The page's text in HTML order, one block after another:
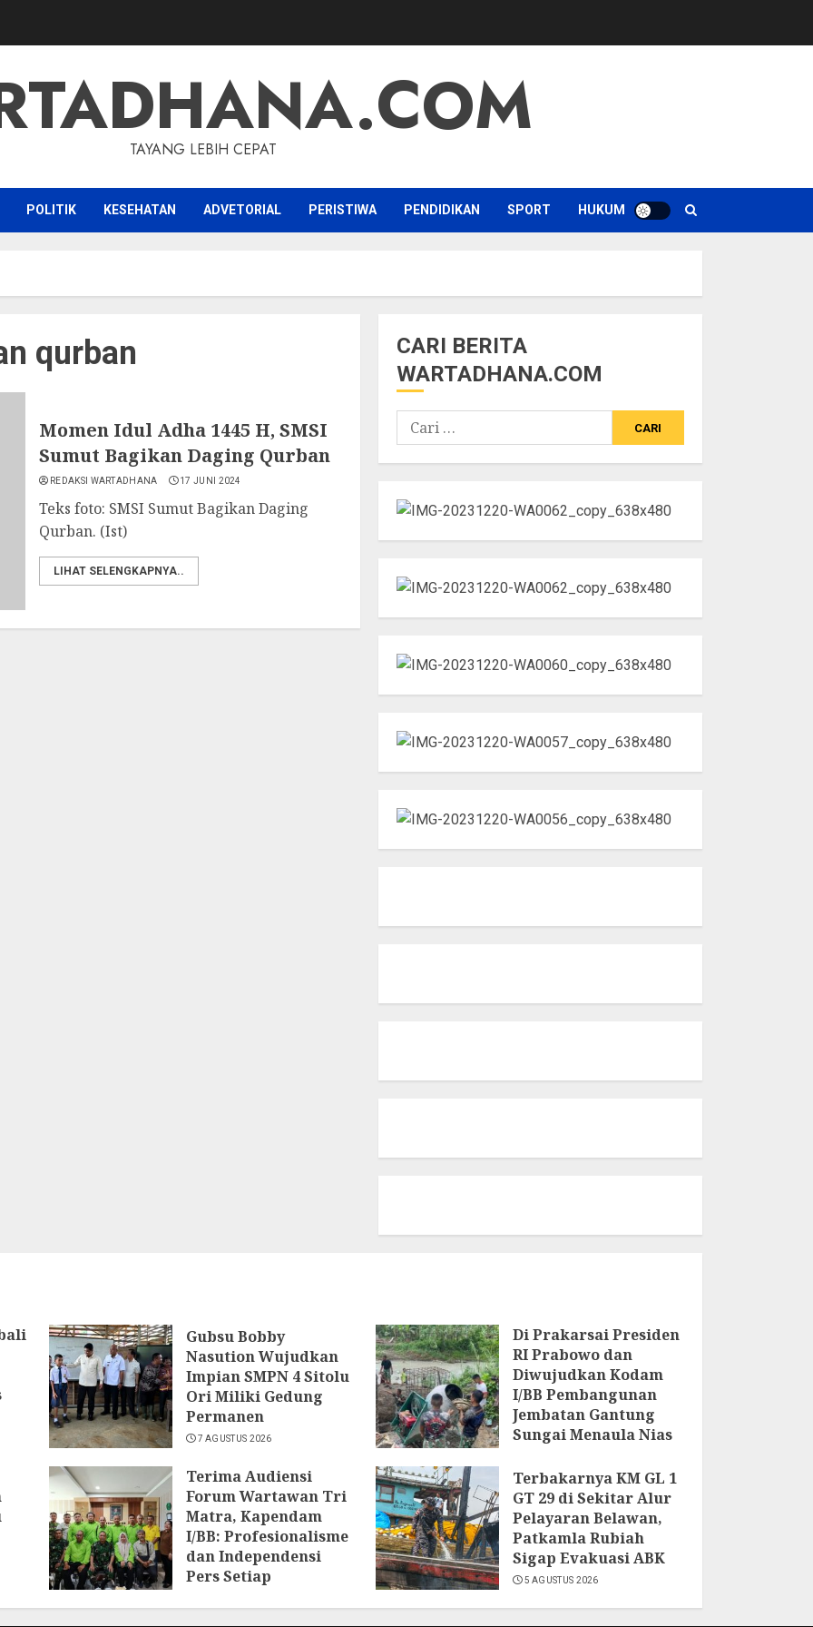
TAYANG LEBIH CEPAT
POLITIK KESEHATAN ADVETORIAL PERISTIWA PENDIDIKAN SPORT HUKUM
qurban
Momen Idul Adha 1445 H, SMSI
Sumut Bagikan Daging Qurban
REDAKSI WARTADHANA 17 JUNI 2024
Teks foto: SMSI Sumut Bagikan Daging
Qurban. (Ist)
LIHAT SELENGKAPNYA..
CARI BERITA
WARTADHANA.COM
Cari
untuk:
Gubsu Bobby
Nasution Wujudkan
Impian SMPN 4 Sitolu
Ori Miliki Gedung
Permanen
7 AGUSTUS 2026
Di Prakarsai Presiden
RI Prabowo dan
Diwujudkan Kodam
I/BB Pembangunan
Jembatan Gantung
Sungai Menaula Nias
Terima Audiensi
Forum Wartawan Tri
Matra, Kapendam
I/BB: Profesionalisme
dan Independensi
Pers Setiap
Terbakarnya KM GL 1
GT 29 di Sekitar Alur
Pelayaran Belawan,
Patkamla Rubiah
Sigap Evakuasi ABK
5 AGUSTUS 2026